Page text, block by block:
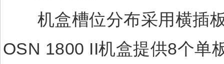
机盒槽位分布采用横插板
OSN 1800 II机盒提供8个单